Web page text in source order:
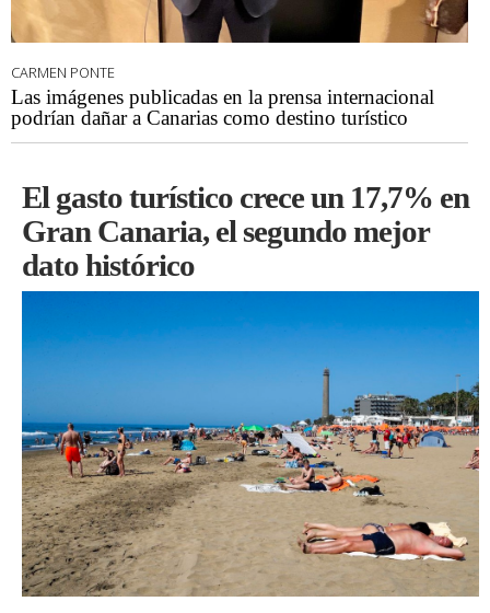
CARMEN PONTE
Las imágenes publicadas en la prensa internacional
podrían dañar a Canarias como destino turístico
El gasto turístico crece un 17,7% en
Gran Canaria, el segundo mejor
dato histórico